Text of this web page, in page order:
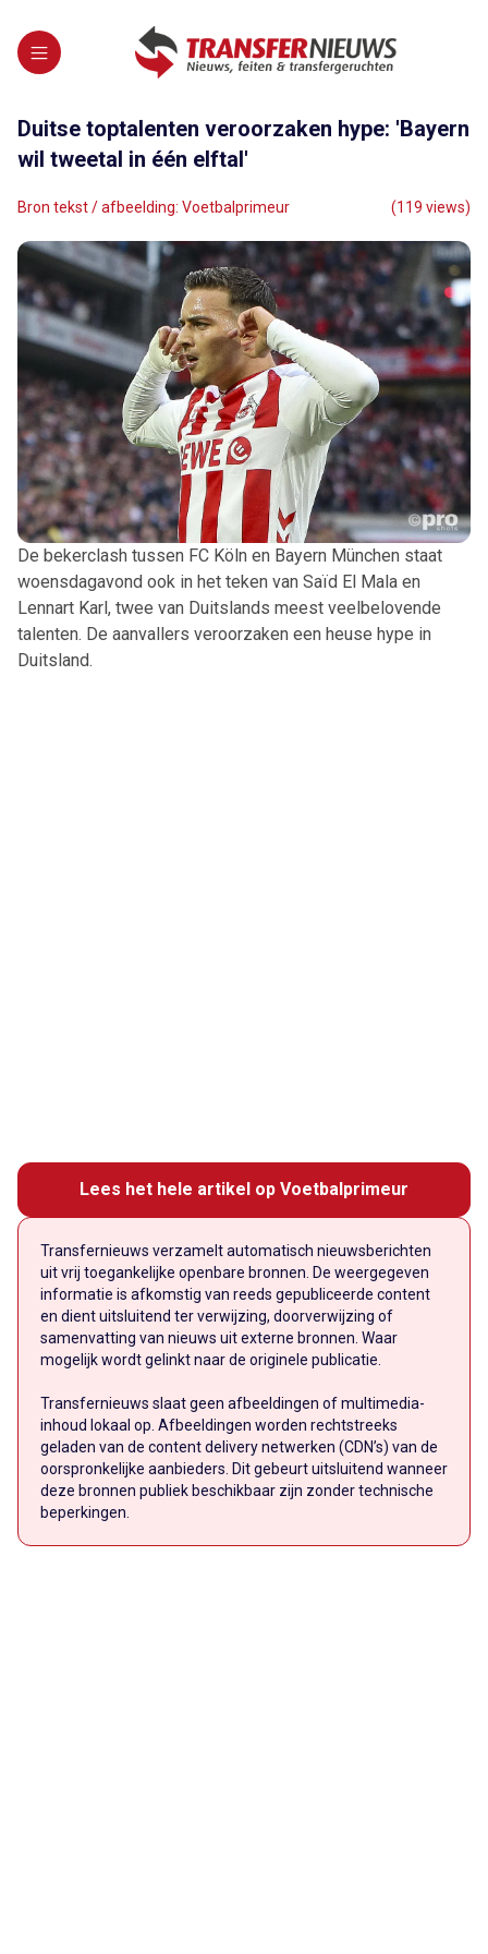
Duitse toptalenten veroorzaken hype: 'Bayern
wil tweetal in één elftal'
Bron tekst / afbeelding: Voetbalprimeur (119 views)
De bekerclash tussen FC Köln en Bayern München staat
woensdagavond ook in het teken van Saïd El Mala en
Lennart Karl, twee van Duitslands meest veelbelovende
talenten. De aanvallers veroorzaken een heuse hype in
Duitsland.
Lees het hele artikel op Voetbalprimeur
Transfernieuws verzamelt automatisch nieuwsberichten
uit vrij toegankelijke openbare bronnen. De weergegeven
informatie is afkomstig van reeds gepubliceerde content
en dient uitsluitend ter verwijzing, doorverwijzing of
samenvatting van nieuws uit externe bronnen. Waar
mogelijk wordt gelinkt naar de originele publicatie.
Transfernieuws slaat geen afbeeldingen of multimedia-
inhoud lokaal op. Afbeeldingen worden rechtstreeks
geladen van de content delivery netwerken (CDN’s) van de
oorspronkelijke aanbieders. Dit gebeurt uitsluitend wanneer
deze bronnen publiek beschikbaar zijn zonder technische
beperkingen.